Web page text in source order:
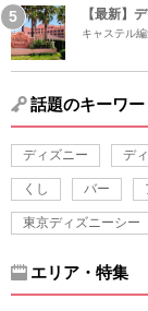
【最新】
キャステル
話題のキーワー
ディズニー デ
くし バー
東京ディズニーシー
エリア・特集